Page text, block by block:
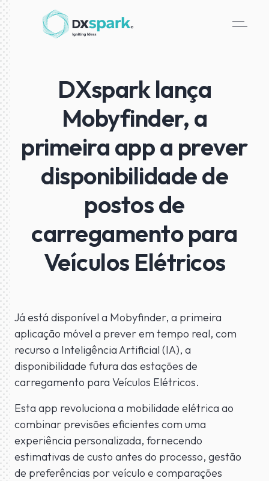
DXspark lança
Mobyfinder, a
primeira app a prever
disponibilidade de
postos de
carregamento para
Veículos Elétricos
Já está disponível a Mobyfinder, a primeira
aplicação móvel a prever em tempo real, com
recurso a Inteligência Artificial (IA), a
disponibilidade futura das estações de
carregamento para Veículos Elétricos.
Esta app revoluciona a mobilidade elétrica ao
combinar previsões eficientes com uma
experiência personalizada, fornecendo
estimativas de custo antes do processo, gestão
de preferências por veículo e comparações